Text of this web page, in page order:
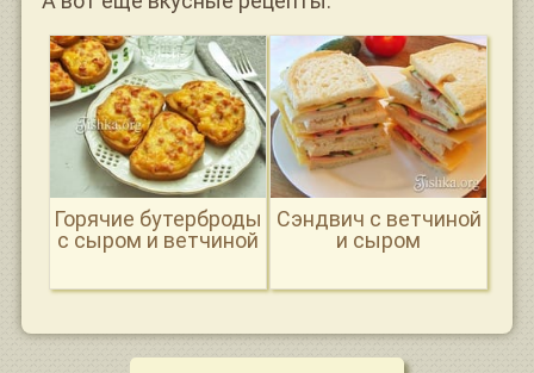
Горячие бутерброды
с сыром и ветчиной
Сэндвич с ветчиной
и сыром